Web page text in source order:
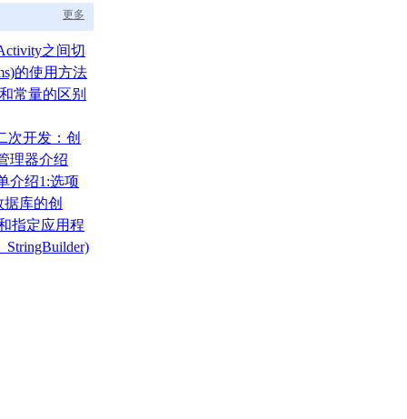
更多
之间切
的使用方法
常量的区别
次开发：创
理器介绍
介绍1:选项
据库的创
还原
指定应用程
StringBuilder)